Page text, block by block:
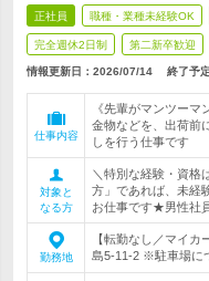
正社員 職種・業種未経験OK
完全週休2日制 第二新卒歓迎
情報更新日：2026/07/14 終了予
仕事内容
《先輩がマンツー
金物などを、出荷前
しを行う仕事です
対象と
なる方
＼特別な経験・資格
方」であれば、未経
お仕事です★男性社
勤務地
【転勤なし／マイ
島5-11-2 ※駐車場に